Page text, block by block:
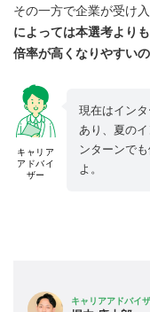
その一方で企業が受け
によっては本選考より
倍率が高くなりやすい
キャリア
アドバイ
ザー
現在はイン
あり、夏の
ンターンで
よ。
キャリアアドバイ